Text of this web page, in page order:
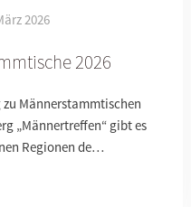
2026
2026
Männerstammtischen
„Männertreffen“ gibt es
Regionen de…